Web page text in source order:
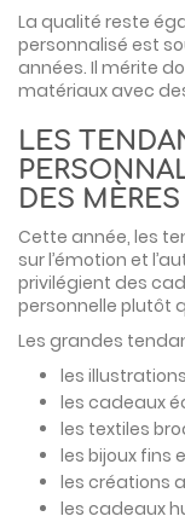
La qualité reste
personnalisé est
années. Il mérite
matériaux avec
LES
DES MÈRES
Cette année, les
sur l’émotion et
privilégient des
personnelle plutôt
Les grandes
les
les cadeaux
les textiles
les bijoux fins
les créations
les cadeaux